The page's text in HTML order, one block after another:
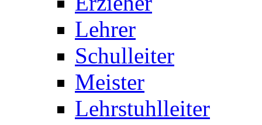
Lehrer
Schulleiter
Meister
Lehrstuhlleiter